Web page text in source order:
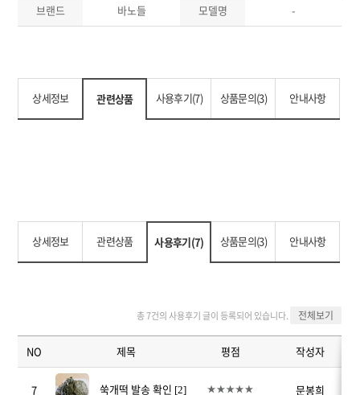
브랜드 바노들 모델명 -
상세정보 관련상품 사용후기(7) 상품문의(3) 안내사항
상세정보 관련상품 사용후기(7) 상품문의(3) 안내사항